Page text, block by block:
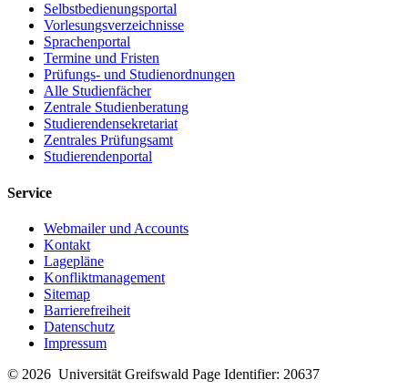
Selbstbedienungsportal
Vorlesungsverzeichnisse
Sprachenportal
Termine und Fristen
Prüfungs- und Studienordnungen
Alle Studienfächer
Zentrale Studienberatung
Studierendensekretariat
Zentrales Prüfungsamt
Studierendenportal
Service
Webmailer und Accounts
Kontakt
Lagepläne
Konfliktmanagement
Sitemap
Barrierefreiheit
Datenschutz
Impressum
© 2026 Universität Greifswald Page Identifier: 20637